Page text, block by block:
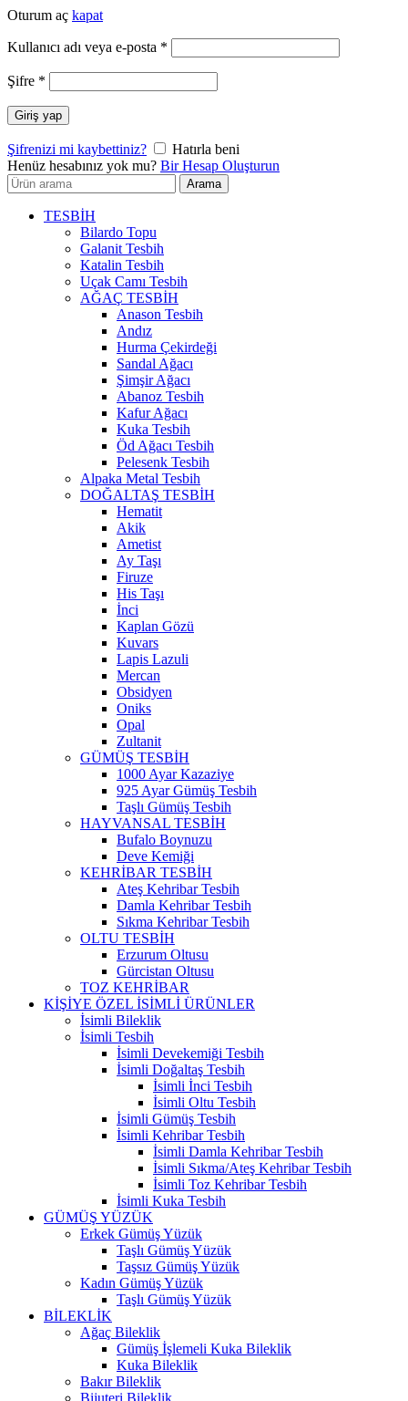
Oturum aç kapat
Kullanıcı adı veya e-posta *
Şifre *
Giriş yap
Şifrenizi mi kaybettiniz?
Hatırla beni
Henüz hesabınız yok mu? Bir Hesap Oluşturun
Arayın:
Arama
TESBİH
Bilardo Topu
Galanit Tesbih
Katalin Tesbih
Uçak Camı Tesbih
AĞAÇ TESBİH
Anason Tesbih
Andız
Hurma Çekirdeği
Sandal Ağacı
Şimşir Ağacı
Abanoz Tesbih
Kafur Ağacı
Kuka Tesbih
Öd Ağacı Tesbih
Pelesenk Tesbih
Alpaka Metal Tesbih
DOĞALTAŞ TESBİH
Hematit
Akik
Ametist
Ay Taşı
Firuze
His Taşı
İnci
Kaplan Gözü
Kuvars
Lapis Lazuli
Mercan
Obsidyen
Oniks
Opal
Zultanit
GÜMÜŞ TESBİH
1000 Ayar Kazaziye
925 Ayar Gümüş Tesbih
Taşlı Gümüş Tesbih
HAYVANSAL TESBİH
Bufalo Boynuzu
Deve Kemiği
KEHRİBAR TESBİH
Ateş Kehribar Tesbih
Damla Kehribar Tesbih
Sıkma Kehribar Tesbih
OLTU TESBİH
Erzurum Oltusu
Gürcistan Oltusu
TOZ KEHRİBAR
KİŞİYE ÖZEL İSİMLİ ÜRÜNLER
İsimli Bileklik
İsimli Tesbih
İsimli Devekemiği Tesbih
İsimli Doğaltaş Tesbih
İsimli İnci Tesbih
İsimli Oltu Tesbih
İsimli Gümüş Tesbih
İsimli Kehribar Tesbih
İsimli Damla Kehribar Tesbih
İsimli Sıkma/Ateş Kehribar Tesbih
İsimli Toz Kehribar Tesbih
İsimli Kuka Tesbih
GÜMÜŞ YÜZÜK
Erkek Gümüş Yüzük
Taşlı Gümüş Yüzük
Taşsız Gümüş Yüzük
Kadın Gümüş Yüzük
Taşlı Gümüş Yüzük
BİLEKLİK
Ağaç Bileklik
Gümüş İşlemeli Kuka Bileklik
Kuka Bileklik
Bakır Bileklik
Bijuteri Bileklik